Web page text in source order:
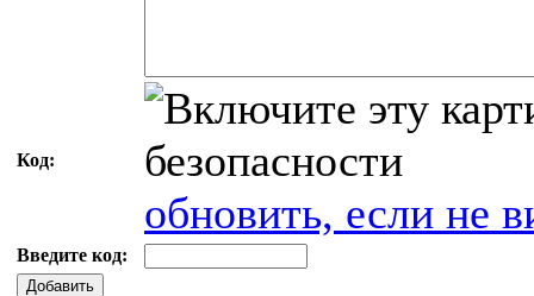
Код:
обновить, если не
Введите код:
Добавить